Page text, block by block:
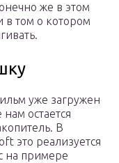
же в этом
в том о котором
уже загружен
остается
В
это реализуется
на примере